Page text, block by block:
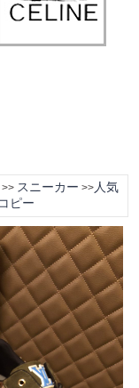
スニーカー >>人気
ピー